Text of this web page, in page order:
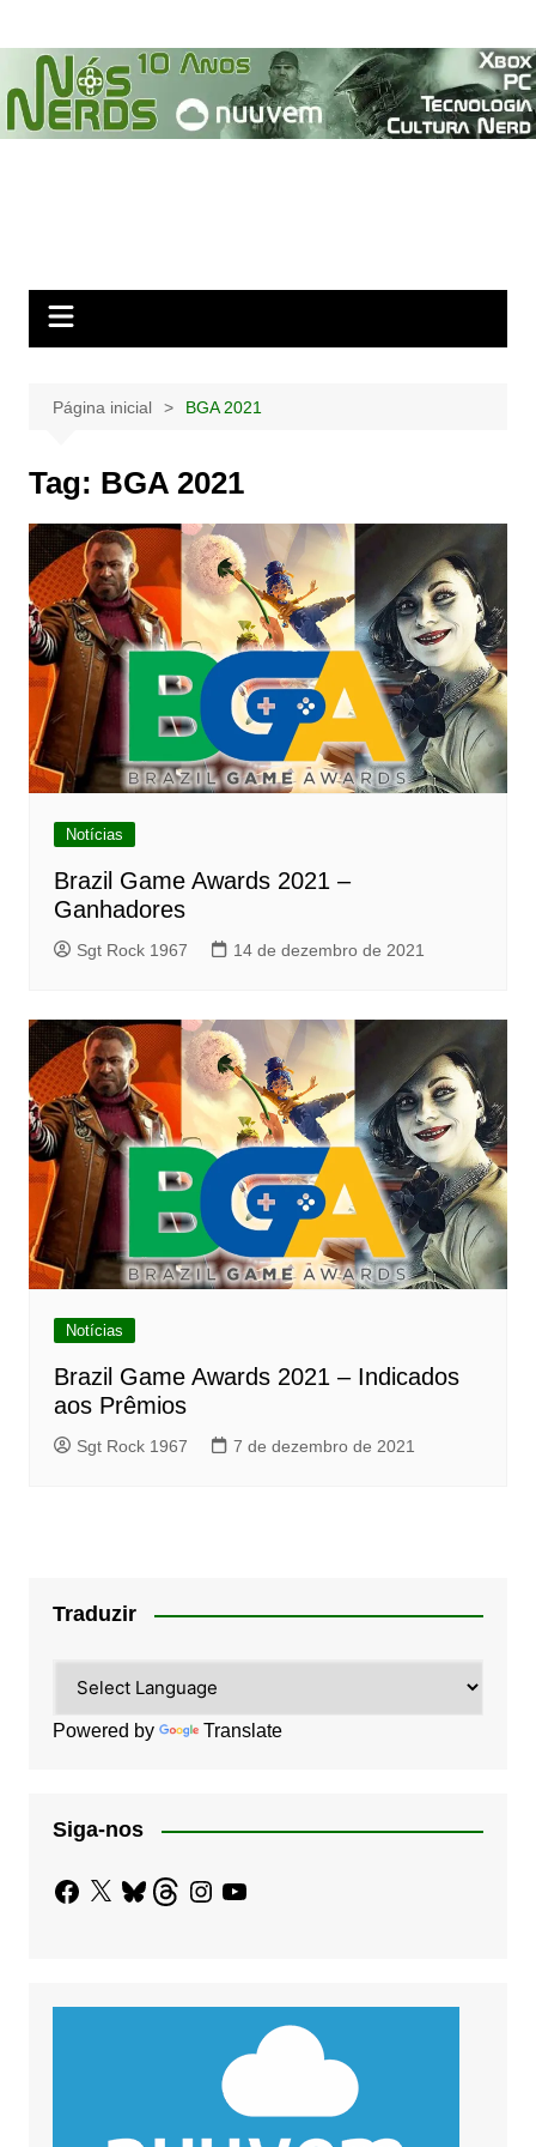
para
conteúdo
Página inicial BGA 2021
Tag: BGA 2021
Notícias
Brazil Game Awards 2021 –
Ganhadores
Sgt Rock 1967 14 de dezembro de 2021
Notícias
Brazil Game Awards 2021 – Indicados
aos Prêmios
Sgt Rock 1967 7 de dezembro de 2021
Traduzir
Powered by Translate
Siga-nos
Facebook
X BlueskyThreadsInstagram
YouTube